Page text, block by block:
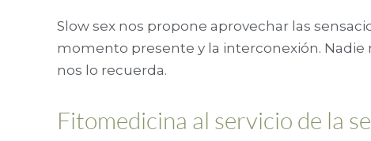
Slow sex nos propone aprovechar las
momento presente y la interconexión. Nadie
nos lo recuerda.
Fitomedicina al servicio de la